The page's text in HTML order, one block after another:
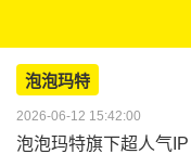
泡泡玛特
2026-06-12 15:42:00
泡泡玛特旗下超人气